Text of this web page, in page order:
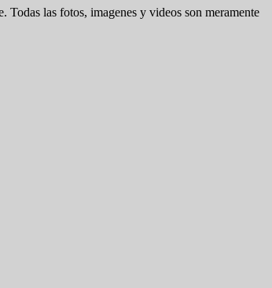
Todas las fotos, imagenes y videos son meramente